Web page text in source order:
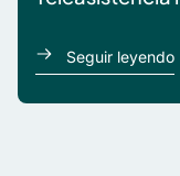
Seguir leyendo